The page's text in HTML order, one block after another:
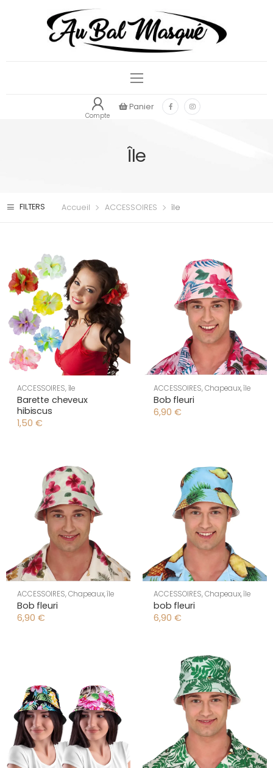
Compte
Panier
Île
FILTERS Accueil ACCESSOIRES île
ACCESSOIRES,île
Barette cheveux
hibiscus
1,50 €
ACCESSOIRES,Chapeaux,île
Bob fleuri
6,90 €
ACCESSOIRES,Chapeaux,île
Bob fleuri
6,90 €
ACCESSOIRES,Chapeaux,île
bob fleuri
6,90 €